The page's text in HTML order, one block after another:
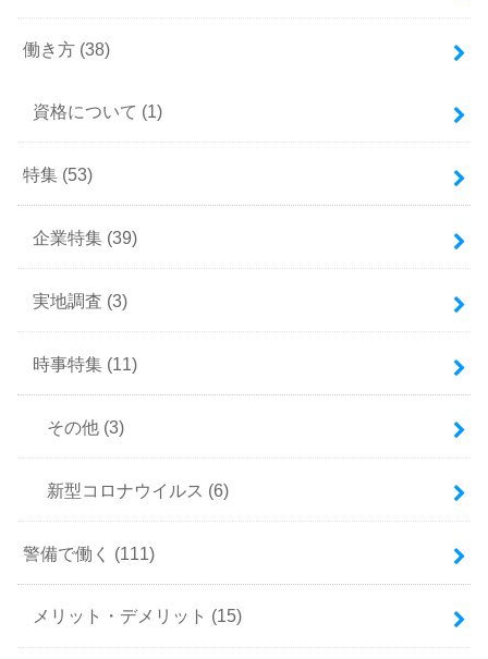
働き方 (38)
資格について (1)
特集 (53)
企業特集 (39)
実地調査 (3)
時事特集 (11)
その他 (3)
新型コロナウイルス (6)
警備で働く (111)
メリット・デメリット (15)